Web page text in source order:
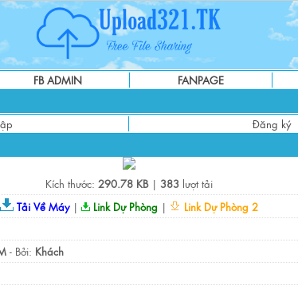
FB ADMIN FANPAGE
Đăng ký
Kích thước: 290.78 KB| 383 lượt tải
Tải Về Máy| Link Dự Phòng |
Link Dự Phòng 2
- Bởi: Khách